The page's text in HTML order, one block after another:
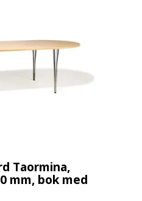
Taormina,
mm, bok med